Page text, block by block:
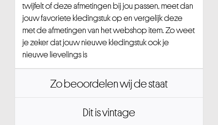
twijfelt of deze afmetingen bij jou passen, meet dan
jouw favoriete kledingstuk op en vergelijk deze
met de afmetingen van het webshop item. Zo weet
je zeker dat jouw nieuwe kledingstuk ook je
nieuwe lievelings is
Zo beoordelen wij de staat
Dit is vintage